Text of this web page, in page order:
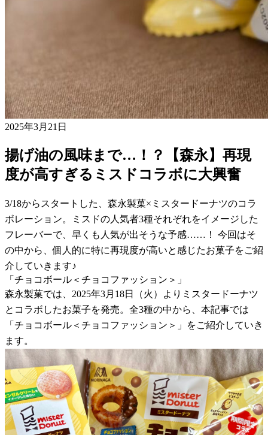
2025年3月21日
揚げ油の風味まで…！？【森永】再現
度が高すぎるミスドコラボに大興奮
3/18からスタートした、森永製菓×ミスタードーナツのコラ
ボレーション。ミスドの人気者3種それぞれをイメージした
フレーバーで、早くも人気が出そうな予感……！ 今回はそ
の中から、個人的に特に再現度が高いと感じたお菓子をご紹
介していきます♪
「チョコボール＜チョコファッション＞」
森永製菓では、2025年3月18日（火）よりミスタードーナツ
とコラボしたお菓子を発売。全3種の中から、本記事では
「チョコボール＜チョコファッション＞」をご紹介していき
ます。